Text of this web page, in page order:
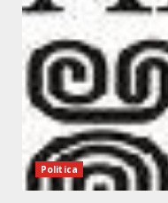
Politica